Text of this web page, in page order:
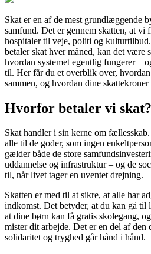
Skat er en af de mest grundlæggende
samfund. Det er gennem skatten, at vi
hospitaler til veje, politi og
betaler skat hver måned, kan det være
hvordan systemet egentlig fungerer –
til. Her får du et overblik over,
sammen, og hvordan dine
Hvorfor betaler vi skat?
Skat handler i sin kerne om
alle til de goder, som ingen
gælder både de store
uddannelse og infrastruktur – og de
til, når livet tager en uventet drejning.
Skatten er med til at sikre, at alle har
indkomst. Det betyder, at du kan gå til
at dine børn kan få gratis skolegang,
mister dit arbejde. Det er en del af den
solidaritet og tryghed går hånd i hånd.